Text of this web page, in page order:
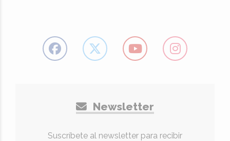
Newsletter
Suscríbete al newsletter para recibir